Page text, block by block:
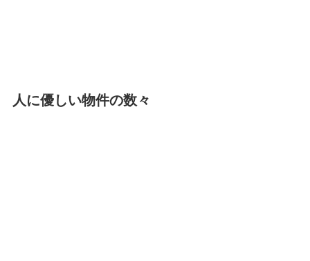
人に優しい物件の数々